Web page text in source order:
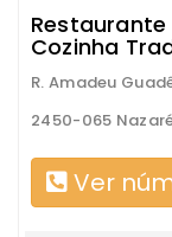
Cozinha
R. Amadeu
2450-065
Ver